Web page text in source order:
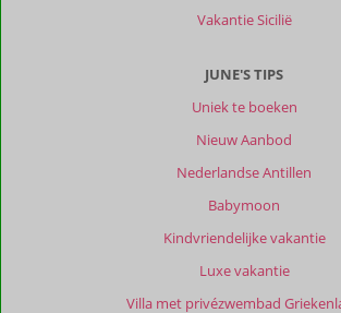
Vakantie Sicilië
JUNE'S TIPS
Uniek te boeken
Nieuw Aanbod
Nederlandse Antillen
Babymoon
Kindvriendelijke vakantie
Luxe vakantie
Villa met privézwembad